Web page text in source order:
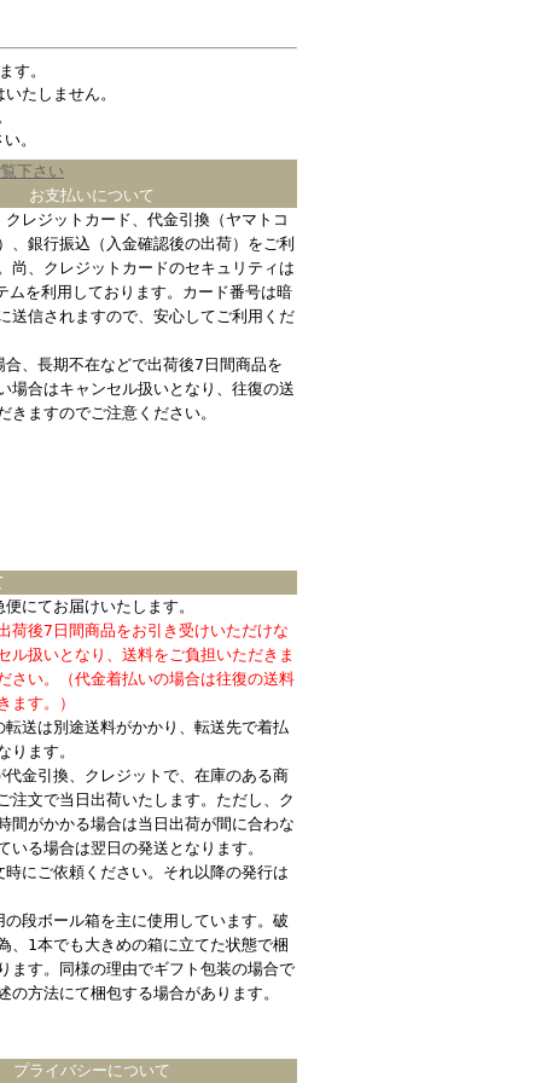
す。
たしません。
。
下さい
お支払いについて
レジットカード、代金引換（ヤマトコ
、銀行振込（入金確認後の出荷）をご利
尚、クレジットカードのセキュリティは
ムを利用しております。カード番号は暗
送信されますので、安心してご利用くだ
、長期不在などで出荷後7日間商品を
場合はキャンセル扱いとなり、往復の送
きますのでご注意ください。
にてお届けいたします。
荷後7日間商品をお引き受けいただけな
ル扱いとなり、送料をご負担いただきま
さい。（代金着払いの場合は往復の送料
ます。）
送は別途送料がかかり、転送先で着払
ります。
金引換、クレジットで、在庫のある商
注文で当日出荷いたします。ただし、ク
間がかかる場合は当日出荷が間に合わな
いる場合は翌日の発送となります。
にご依頼ください。それ以降の発行は
段ボール箱を主に使用しています。破
、1本でも大きめの箱に立てた状態で梱
ます。同様の理由でギフト包装の場合で
の方法にて梱包する場合があります。
プライバシーについて